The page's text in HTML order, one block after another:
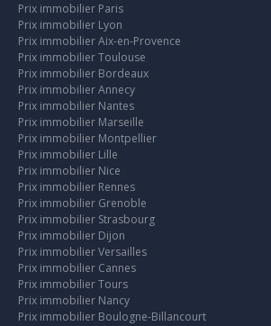
Prix immobilier Paris
Prix immobilier Lyon
Prix immobilier Aix-en-Provence
Prix immobilier Toulouse
Prix immobilier Bordeaux
Prix immobilier Annecy
Prix immobilier Nantes
Prix immobilier Marseille
Prix immobilier Montpellier
Prix immobilier Lille
Prix immobilier Nice
Prix immobilier Rennes
Prix immobilier Grenoble
Prix immobilier Strasbourg
Prix immobilier Dijon
Prix immobilier Versailles
Prix immobilier Cannes
Prix immobilier Tours
Prix immobilier Nancy
Prix immobilier Boulogne-Billancourt